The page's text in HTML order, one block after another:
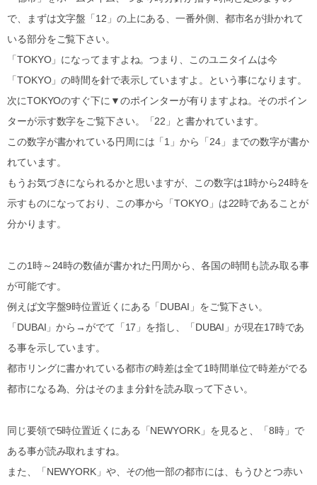
で、まずは文字盤「12」の上にある、一番外側、都市名が掛かれて
いる部分をご覧下さい。
「TOKYO」になってますよね。つまり、このユニタイムは今
「TOKYO」の時間を針で表示していますよ。という事になります。
次にTOKYOのすぐ下に▼のポインターが有りますよね。そのポイン
ターが示す数字をご覧下さい。「22」と書かれています。
この数字が書かれている円周には「1」から「24」までの数字が書か
れています。
もうお気づきになられるかと思いますが、この数字は1時から24時を
示すものになっており、この事から「TOKYO」は22時であることが
分かります。
この1時～24時の数値が書かれた円周から、各国の時間も読み取る事
が可能です。
例えば文字盤9時位置近くにある「DUBAI」をご覧下さい。
「DUBAI」から→がでて「17」を指し、「DUBAI」が現在17時であ
る事を示しています。
都市リングに書かれている都市の時差は全て1時間単位で時差がでる
都市になる為、分はそのまま分針を読み取って下さい。
同じ要領で5時位置近くにある「NEWYORK」を見ると、「8時」で
ある事が読み取れますね。
また、「NEWYORK」や、その他一部の都市には、もうひとつ赤い